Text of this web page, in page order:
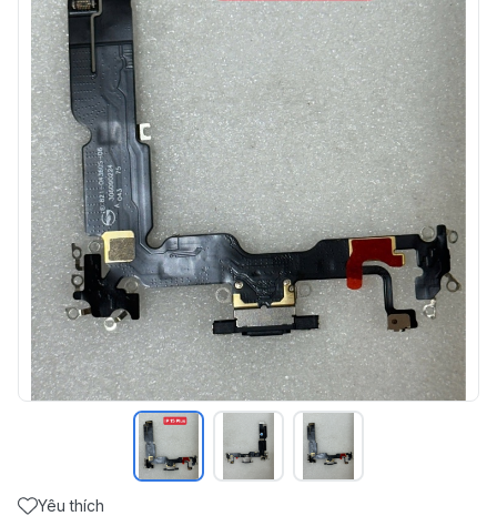
Yêu thích